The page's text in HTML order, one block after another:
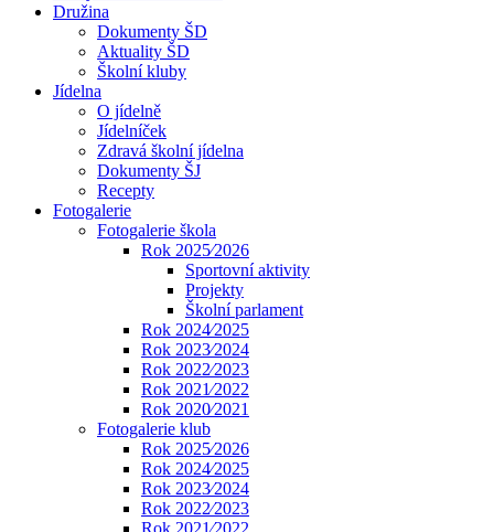
Družina
Dokumenty ŠD
Aktuality ŠD
Školní kluby
Jídelna
O jídelně
Jídelníček
Zdravá školní jídelna
Dokumenty ŠJ
Recepty
Fotogalerie
Fotogalerie škola
Rok 2025⁄2026
Sportovní aktivity
Projekty
Školní parlament
Rok 2024⁄2025
Rok 2023⁄2024
Rok 2022⁄2023
Rok 2021⁄2022
Rok 2020⁄2021
Fotogalerie klub
Rok 2025⁄2026
Rok 2024⁄2025
Rok 2023⁄2024
Rok 2022⁄2023
Rok 2021⁄2022